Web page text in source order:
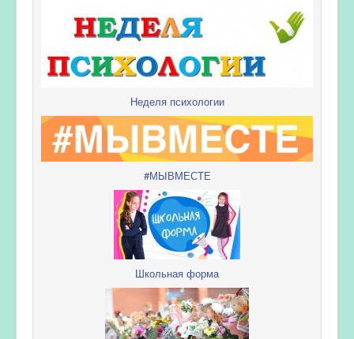
Неделя психологии
#МЫВМЕСТЕ
Школьная форма